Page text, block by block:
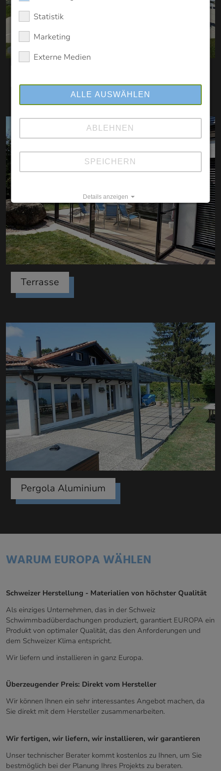
Terrasse
Pergola Aluminium
WARUM EUROPA WÄHLEN
Schweizer Herstellung - Materialien von höchster Qualität
Als einziges Unternehmen, das in der Schweiz
Schwimmbadüberdachungen produziert, garantiert EUROPA ein
Produkt von optimaler Qualität, das den Anforderungen und
dem Schweizer Klima entspricht.
Wir liefern und installieren in ganz Europa.
Überzeugender Preis: Direkt vom Hersteller
Wir können Ihnen ein sehr interessantes Angebot machen, da
Sie direkt mit dem Hersteller zusammenarbeiten.
Wir fertigen, wir liefern, wir installieren, wir garantieren
Unser technischer Berater kommt kostenlos zu Ihnen, um Sie
bestmöglich bei der Planung Ihres Projekts zu beraten.
Statistik
Marketing
Externe Medien
ALLE AUSWÄHLEN
ABLEHNEN
SPEICHERN
Details anzeigen
Impressum|Datenschutz